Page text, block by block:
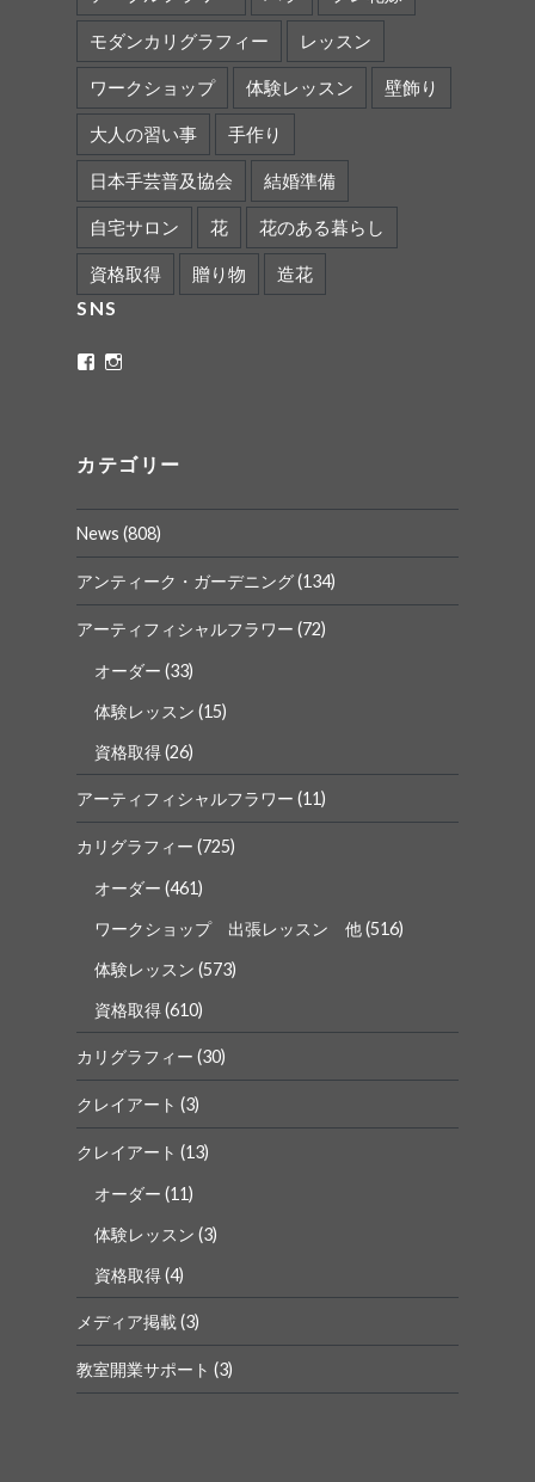
モダンカリグラフィー レッスン
ワークショップ 体験レッスン 壁飾り
大人の習い事 手作り
日本手芸普及協会 結婚準備
自宅サロン 花 花のある暮らし
資格取得 贈り物 造花
SNS
ritaflower.calligraphy
ロ
フ
ー
ル
を
Facebook
で
表
示
ロ
フ
ー
ル
を
Instagram
で
表
示
カテゴリー
News (808)
アンティーク・ガーデニング(134)
アーティフィシャルフラワー (72)
オーダー (33)
体験レッスン (15)
資格取得(26)
アーティフィシャルフラワー (11)
カリグラフィー (725)
オーダー (461)
ワークショップ 出張レッスン 他(516)
体験レッスン (573)
資格取得(610)
カリグラフィー (30)
クレイアート (3)
クレイアート (13)
オーダー (11)
体験レッスン (3)
資格取得(4)
メディア掲載 (3)
教室開業サポート (3)